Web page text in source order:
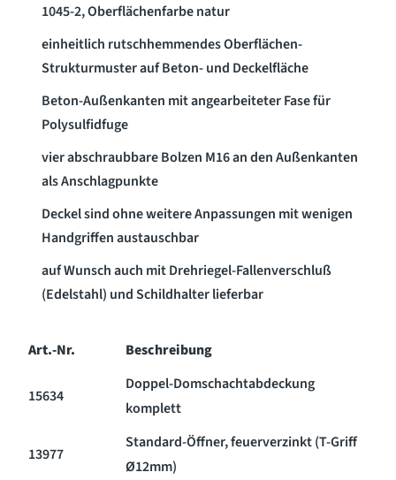
1045-2, Oberflächenfarbe natur
einheitlich rutschhemmendes Oberflächen-
Strukturmuster auf Beton- und Deckelfläche
Beton-Außenkanten mit angearbeiteter Fase für
Polysulfidfuge
vier abschraubbare Bolzen M16 an den Außenkanten
als Anschlagpunkte
Deckel sind ohne weitere Anpassungen mit wenigen
Handgriffen austauschbar
auf Wunsch auch mit Drehriegel-Fallenverschluß
(Edelstahl) und Schildhalter lieferbar
Art.-Nr. Beschreibung
15634
Doppel-Domschachtabdeckung
komplett
13977
Standard-Öffner, feuerverzinkt (T-Griff
Ø12mm)